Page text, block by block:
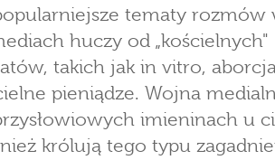
tematy rozmów
huczy od „kościelnych"
takich jak in vitro,
pieniądze. Wojna
imieninach u
królują tego typu